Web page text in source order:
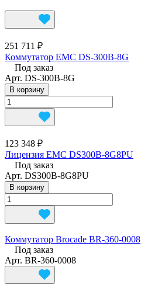
251 711 ₽
Коммутатор EMC DS-300B-8G
Под заказ
Арт. DS-300B-8G
В корзину
123 348 ₽
Лицензия EMC DS300B-8G8PU
Под заказ
Арт. DS300B-8G8PU
В корзину
Коммутатор Brocade BR-360-0008
Под заказ
Арт. BR-360-0008